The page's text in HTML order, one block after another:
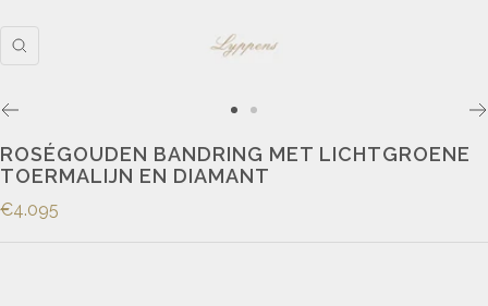
ROSÉGOUDEN BANDRING MET LICHTGROENE
TOERMALIJN EN DIAMANT
€4.095